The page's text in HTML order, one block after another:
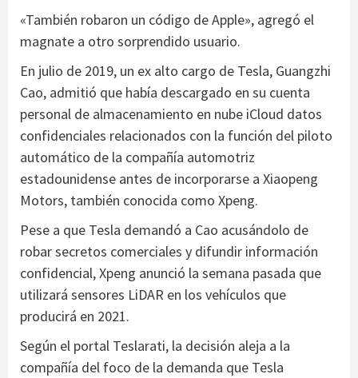
«También robaron un código de Apple», agregó el
magnate a otro sorprendido usuario.
En julio de 2019, un ex alto cargo de Tesla, Guangzhi
Cao, admitió que había descargado en su cuenta
personal de almacenamiento en nube iCloud datos
confidenciales relacionados con la función del piloto
automático de la compañía automotriz
estadounidense antes de incorporarse a Xiaopeng
Motors, también conocida como Xpeng.
Pese a que Tesla demandó a Cao acusándolo de
robar secretos comerciales y difundir información
confidencial, Xpeng anunció la semana pasada que
utilizará sensores LiDAR en los vehículos que
producirá en 2021.
Según el portal Teslarati, la decisión aleja a la
compañía del foco de la demanda que Tesla